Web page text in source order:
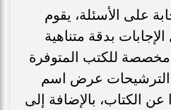
على الأسئلة، يقوم
بدقة متناهية
للكتب المتوفرة
عرض اسم
الكتاب، بالإضافة إلى